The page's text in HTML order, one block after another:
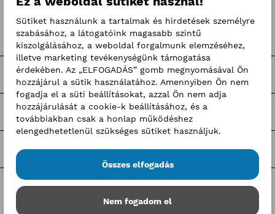
Hírek
Sajtóközlemények
Pályaorientációs programok
Hír-mix
BKIK hírek
Sütiket használunk a tartalmak és hirdetések személyre
szabásához, a látogatóink magasabb szintű
kiszolgálásához, a weboldal forgalmunk elemzéséhez,
illetve marketing tevékenységünk támogatása
érdekében. Az „ELFOGADÁS” gomb megnyomásával Ön
hozzájárul a sütik használatához. Amennyiben Ön nem
fogadja el a süti beállításokat, azzal Ön nem adja
hozzájárulását a cookie-k beállításához, és a
továbbiakban csak a honlap működéshez
elengedhetetlenül szükséges sütiket használjuk.
Összes elfogadás
Nem fogadom el